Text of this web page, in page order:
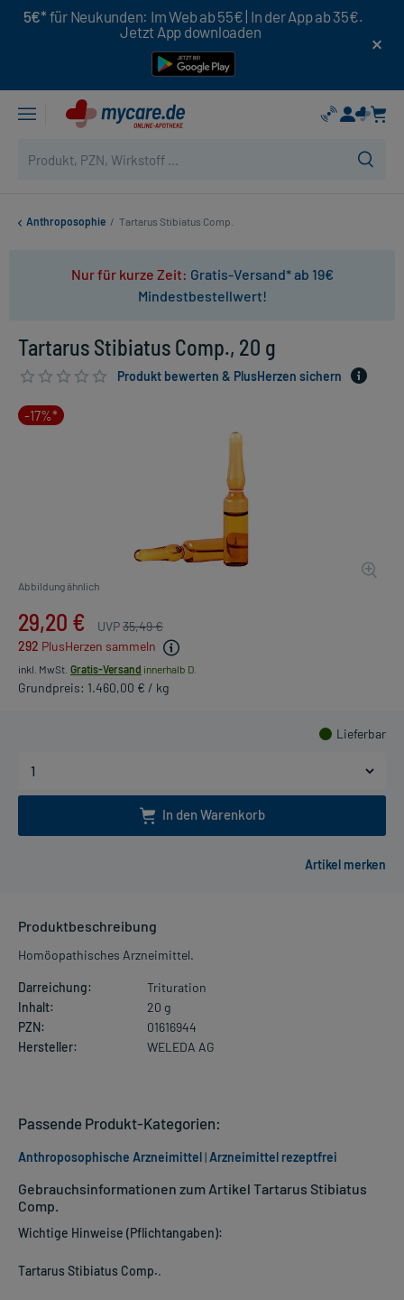
5€* für Neukunden: Im Web ab 55€ | In der App ab 35€.
Jetzt App downloaden
Anthroposophie / Tartarus Stibiatus Comp.
Nur für kurze Zeit: Gratis-Versand* ab 19€
Mindestbestellwert!
Tartarus Stibiatus Comp., 20 g
Produkt bewerten & PlusHerzen sichern
-17%*
Abbildung ähnlich
29,20 € UVP35,49 €
292 PlusHerzen sammeln
inkl. MwSt. Gratis-Versand innerhalb D.
Grundpreis: 1.460,00 € / kg
Lieferbar
In den Warenkorb
Produktbeschreibung
Homöopathisches Arzneimittel.
Darreichung:
Trituration
Inhalt:
20 g
PZN:
01616944
Hersteller:
WELEDA AG
Gebrauchsinformationen zum Artikel Tartarus Stibiatus
Comp.
Wichtige Hinweise (Pflichtangaben):
Tartarus Stibiatus Comp..
Passende Produkt-Kategorien:
Anthroposophische Arzneimittel|Arzneimittel rezeptfrei